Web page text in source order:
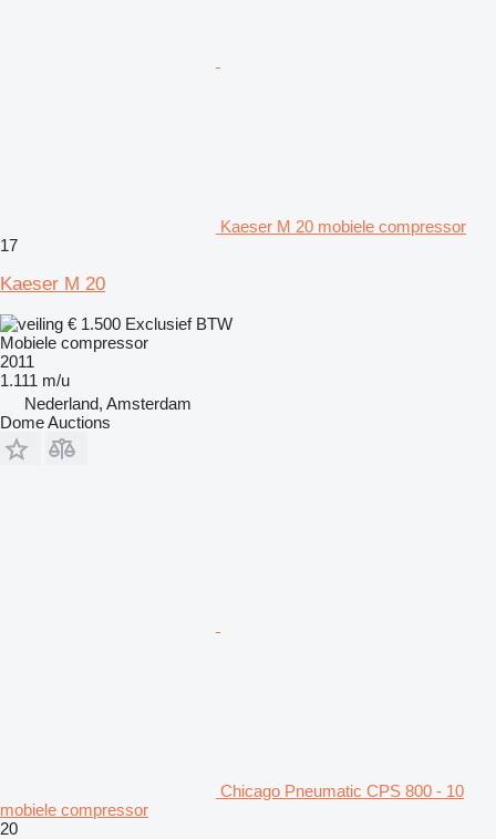
Kaeser M 20 mobiele compressor
17
Kaeser M 20
€ 1.500 Exclusief BTW
Mobiele compressor
2011
1.111 m/u
Nederland, Amsterdam
Dome Auctions
Chicago Pneumatic CPS 800 - 10
mobiele compressor
20